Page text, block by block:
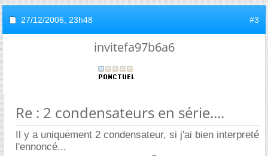
27/12/2006, 23h48 #3
invitefa97b6a6
Re : 2 condensateurs en série....
Il y a uniquement 2 condensateur, si j'ai bien interpreté
l'ennoncé...